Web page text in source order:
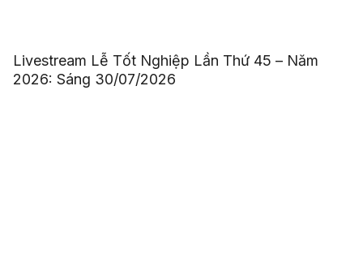
Livestream Lễ Tốt Nghiệp Lần Thứ 45 – Năm
2026: Sáng 30/07/2026